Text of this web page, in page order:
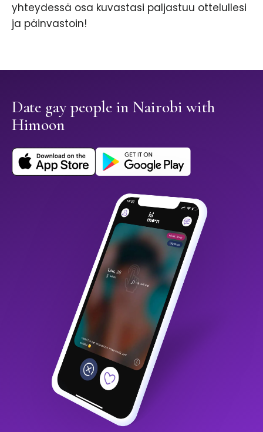
yhteydessä osa kuvastasi paljastuu ottelullesi
ja päinvastoin!
Date gay people in Nairobi with
Himoon